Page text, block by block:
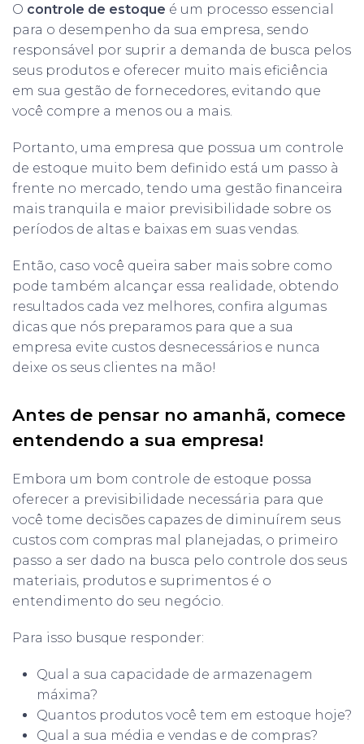
O controle de estoque é um processo essencial
para o desempenho da sua empresa, sendo
responsável por suprir a demanda de busca pelos
seus produtos e oferecer muito mais eficiência
em sua gestão de fornecedores, evitando que
você compre a menos ou a mais.
Portanto, uma empresa que possua um controle
de estoque muito bem definido está um passo à
frente no mercado, tendo uma gestão financeira
mais tranquila e maior previsibilidade sobre os
períodos de altas e baixas em suas vendas.
Então, caso você queira saber mais sobre como
pode também alcançar essa realidade, obtendo
resultados cada vez melhores, confira algumas
dicas que nós preparamos para que a sua
empresa evite custos desnecessários e nunca
deixe os seus clientes na mão!
Antes de pensar no amanhã, comece
entendendo a sua empresa!
Embora um bom controle de estoque possa
oferecer a previsibilidade necessária para que
você tome decisões capazes de diminuírem seus
custos com compras mal planejadas, o primeiro
passo a ser dado na busca pelo controle dos seus
materiais, produtos e suprimentos é o
entendimento do seu negócio.
Para isso busque responder:
Qual a sua capacidade de armazenagem
máxima?
Quantos produtos você tem em estoque hoje?
Qual a sua média e vendas e de compras?